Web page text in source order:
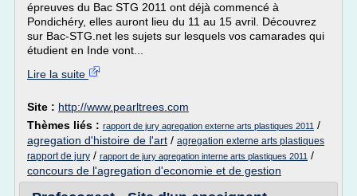
épreuves du Bac STG 2011 ont déjà commencé à
Pondichéry, elles auront lieu du 11 au 15 avril. Découvrez
sur Bac-STG.net les sujets sur lesquels vos camarades qui
étudient en Inde vont...
Lire la suite
Site : http://www.pearltrees.com
Thèmes liés : rapport de jury agregation externe arts plastiques 2011 /
agregation d'histoire de l'art / agregation externe arts plastiques
rapport de jury / rapport de jury agregation interne arts plastiques 2011 /
concours de l'agregation d'economie et de gestion